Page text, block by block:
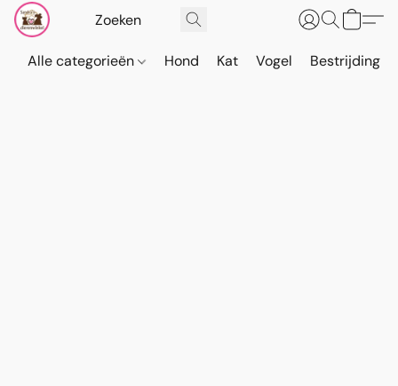
Alle categorieën Hond Kat Vogel Bestrijding